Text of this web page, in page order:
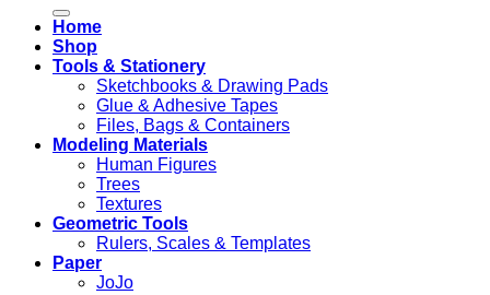
Home
Shop
Tools & Stationery
Sketchbooks & Drawing Pads
Glue & Adhesive Tapes
Files, Bags & Containers
Modeling Materials
Human Figures
Trees
Textures
Geometric Tools
Rulers, Scales & Templates
Paper
JoJo